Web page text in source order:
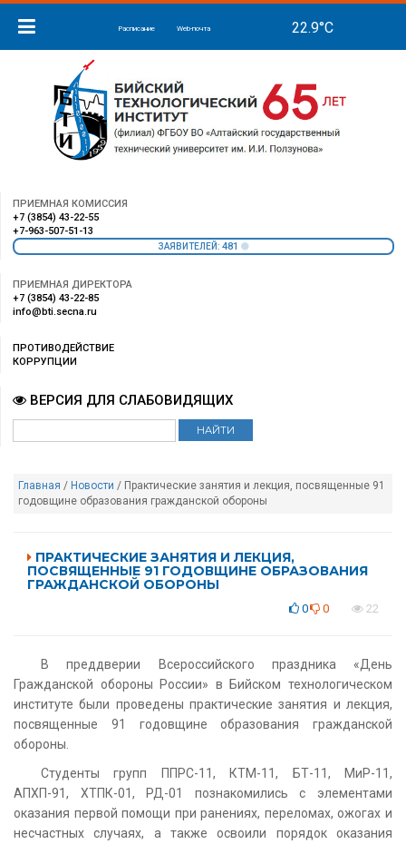
Расписание Web-почта
ПРИЕМНАЯ КОМИССИЯ
+7 (3854) 43-22-55
+7-963-507-51-13
ЗАЯВИТЕЛЕЙ: 481
ПРИЕМНАЯ ДИРЕКТОРА
+7 (3854) 43-22-85
info@bti.secna.ru
ПРОТИВОДЕЙСТВИЕ
КОРРУПЦИИ
ВЕРСИЯ ДЛЯ СЛАБОВИДЯЩИХ
Главная / Новости / Практические занятия и лекция, посвященные 91
годовщине образования гражданской обороны
ПРАКТИЧЕСКИЕ ЗАНЯТИЯ И ЛЕКЦИЯ,
ПОСВЯЩЕННЫЕ 91 ГОДОВЩИНЕ ОБРАЗОВАНИЯ
ГРАЖДАНСКОЙ ОБОРОНЫ
0 0 22
В преддверии Всероссийского праздника «День
Гражданской обороны России» в Бийском технологическом
институте были проведены практические занятия и лекция,
посвященные 91 годовщине образования гражданской
обороны.
Студенты групп ППРС-11, КТМ-11, БТ-11, МиР-11,
АПХП-91, ХТПК-01, РД-01 познакомились с элементами
оказания первой помощи при ранениях, переломах, ожогах и
несчастных случаях, а также освоили порядок оказания